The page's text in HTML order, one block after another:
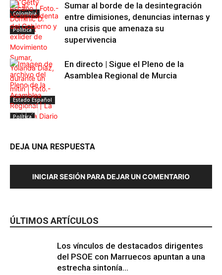
Colombia
Política
Estado Español
Sumar al borde de la desintegración
entre dimisiones, denuncias internas y
una crisis que amenaza su
supervivencia
Política
En directo | Sigue el Pleno de la
Asamblea Regional de Murcia
DEJA UNA RESPUESTA
INICIAR SESIÓN PARA DEJAR UN COMENTARIO
ÚLTIMOS ARTÍCULOS
Los vínculos de destacados dirigentes
del PSOE con Marruecos apuntan a una
estrecha sintonía...